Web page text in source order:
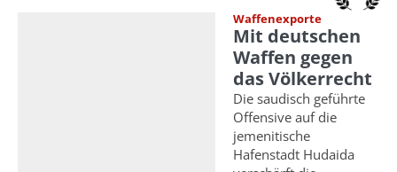
Waffenexporte
Mit deutschen
Waffen gegen
das Völkerrecht
Die saudisch geführte
Offensive auf die
jemenitische
Hafenstadt Hudaida